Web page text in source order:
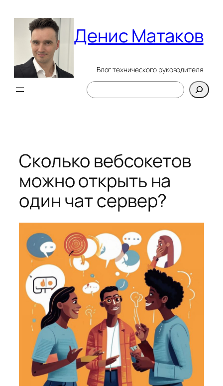
содержимому
Денис Матаков
Блог технического руководителя
Поиск
Сколько вебсокетов
можно открыть на
один чат сервер?